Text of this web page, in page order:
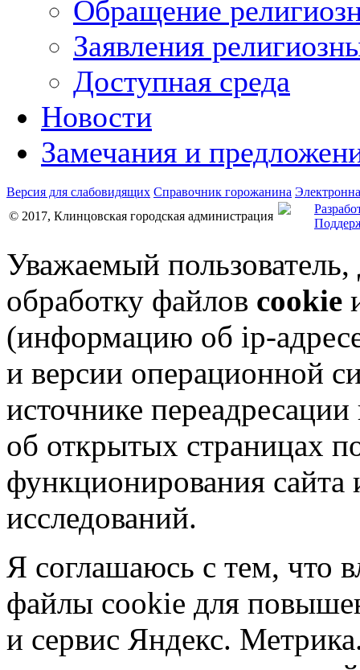
Обращение
Заявления
Доступная среда
Новости
Замечания и
Версия для слабовидящих Справочник горожанина
© 2017, Клинцовская городская администрация
Уважаемый
обработку файлов cookie
(информацию об ip-
и версии операционной
источнике переадресации
об открытых страницах
функционирования сайта
исследований.
Я соглашаюсь с тем, что
файлы cookie для
и сервис Яндекс.